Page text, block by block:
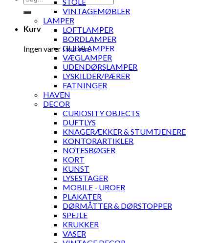
efter:
Kurv
Ingen varer i kurven.
VINTAGEMØBLER
LAMPER
LOFTLAMPER
BORDLAMPER
GULVLAMPER
VÆGLAMPER
UDENDØRSLAMPER
LYSKILDER/PÆRER
FATNINGER
HAVEN
DECOR
CURIOSITY OBJECTS
DUFTLYS
KNAGERÆKKER & STUMTJENERE
KONTORARTIKLER
NOTESBØGER
KORT
KUNST
LYSESTAGER
MOBILE - UROER
PLAKATER
DØRMÅTTER & DØRSTOPPER
SPEJLE
KRUKKER
VASER